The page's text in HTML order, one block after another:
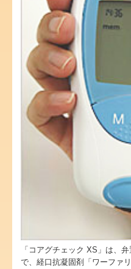
院内設備について
脂質異常症(高脂血症)につい
アレルゲン免疫療法について
不眠症
便秘・下痢・過敏性腸症候群
施設基準
「コアグチェック XS」は、
で、経口抗凝固剤「ワーファ